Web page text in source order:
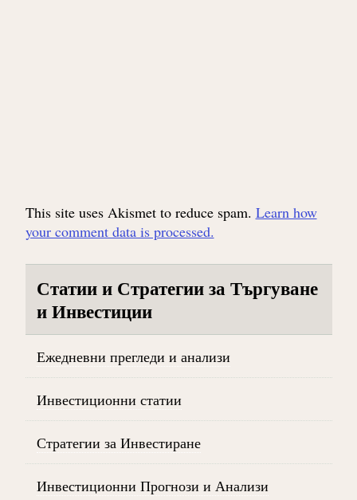
This site uses Akismet to reduce spam. Learn how
your comment data is processed.
Статии и Стратегии за Търгуване
и Инвестиции
Ежедневни прегледи и анализи
Инвестиционни статии
Стратегии за Инвестиране
Инвестиционни Прогнози и Анализи